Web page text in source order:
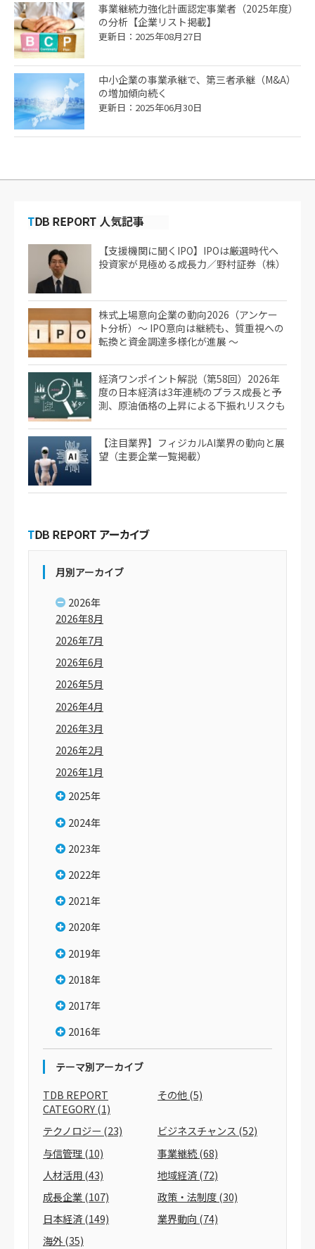
事業継続力強化計画認定事業者（2025年度）
の分析【企業リスト掲載】
更新日：2025年08月27日
中小企業の事業承継で、第三者承継（M&A）
の増加傾向続く
更新日：2025年06月30日
【支援機関に聞くIPO】IPOは厳選時代へ
投資家が見極める成長力／野村証券（株）
株式上場意向企業の動向2026（アンケー
ト分析）～ IPO意向は継続も、質重視への
転換と資金調達多様化が進展 ～
経済ワンポイント解説（第58回）2026年
度の日本経済は3年連続のプラス成長と予
測、原油価格の上昇による下振れリスクも
【注目業界】フィジカルAI業界の動向と展
望（主要企業一覧掲載）
月別アーカイブ
2026年
2026年8月
2026年7月
2026年6月
2026年5月
2026年4月
2026年3月
2026年2月
2026年1月
2025年
2024年
2023年
2022年
2021年
2020年
2019年
2018年
2017年
2016年
テーマ別アーカイブ
TDB REPORT
CATEGORY(1)
その他(5)
テクノロジー (23) ビジネスチャンス (52)
与信管理(10) 事業継続(68)
人材活用(43) 地域経済(72)
成長企業(107) 政策・法制度(30)
日本経済(149) 業界動向 (74)
海外(35)